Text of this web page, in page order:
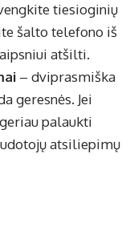
tiesioginių
šalto telefono iš
atšilti.
– dviprasmiška
geresnės. Jei
palaukti
atsiliepimų